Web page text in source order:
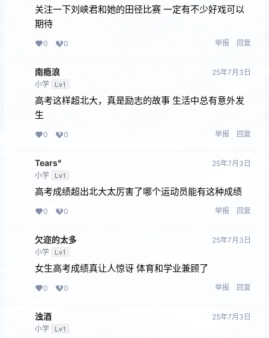
关注一下刘峡君和她的田径比赛 一定有不少好戏可以
期待
0 0 举报 回复
南瘾浪
小学 Lv1
25年7月3日
高考这样超北大，真是励志的故事 生活中总有意外发
生
0 0 举报 回复
Tears°
小学 Lv1
25年7月3日
高考成绩超出北大太厉害了哪个运动员能有这种成绩
0 0 举报 回复
欠迩的太多
小学 Lv1
25年7月3日
女生高考成绩真让人惊讶 体育和学业兼顾了
0 0 举报 回复
浊酒
小学 Lv1
25年7月3日